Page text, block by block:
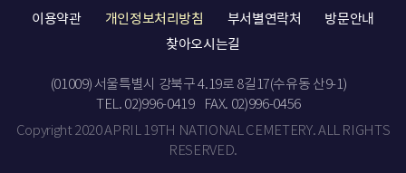
이용약관 개인정보처리방침 부서별연락처
방문안내
찾아오시는길
(01009) 서울특별시 강북구 4.19로 8길17(수유동 산9-1)
TEL. 02)996-0419
FAX. 02)996-0456
Copyright 2020 APRIL 19TH NATIONAL CEMETERY. ALL RIGHTS
RESERVED.